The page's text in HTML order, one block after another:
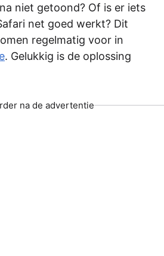
niet getoond? Of is er iets
net goed werkt? Dit
regelmatig voor in
. Gelukkig is de oplossing
na de advertentie